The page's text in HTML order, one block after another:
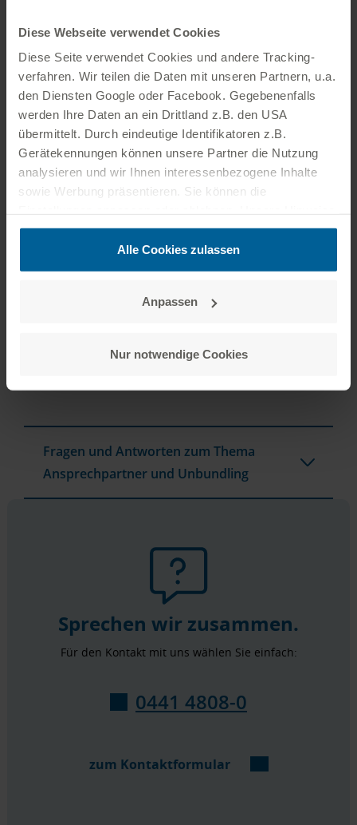
Diese Webseite verwendet Cookies
Diese Seite verwendet Cookies und andere Tracking­
verfahren. Wir teilen die Daten mit unseren Partnern, u.a.
den Diensten Google oder Facebook. Gegebenenfalls
werden Ihre Daten an ein Drittland z.B. den USA
übermittelt. Durch eindeutige Identifikatoren z.B.
Gerätekennungen können unsere Partner die Nutzung
analysieren und wir Ihnen interessenbezogene Inhalte
sowie Werbung präsentieren. Sie können die
zum Datenschutz finden Sie auf derDatenschutzseite.
Zusätzlich können Sie unter folgendem Link das
Impressum aufrufen:zum Impressum
Alle Cookies zulassen
Anpassen
Nur notwendige Cookies
Ihr Netzbetreiber verantwortlich für den Betrieb,
Erdgasnetze. Die EWE VERTRIEB GmbH übernimmt
als Energieanbieter den Strom- und
Erdgasvertrieb. Die früher gemeinsamen
Datenbanken und Abrechnungssysteme sind
heute komplett getrennt. Es dürfen auch nur noch
bestimmte Daten weitergeleitet werden – alles
streng gesetzlich geregelt.
beiden Unternehmen mit. Ihre Fragen können und
Energieanbieter beantworten.
Fragen und Antworten zum Thema
Ansprechpartner und Unbundling
Sprechen wir zusammen.
Für den Kontakt mit uns wählen Sie einfach:
0441 4808-0
zum Kontaktformular